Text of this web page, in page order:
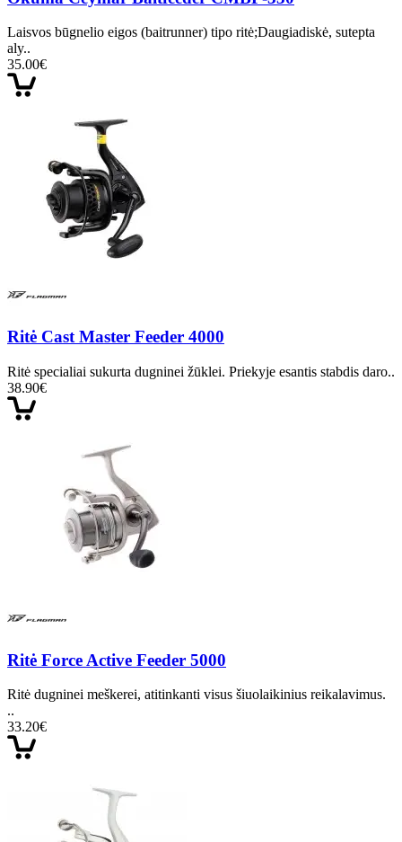
Laisvos būgnelio eigos (baitrunner) tipo ritė;Daugiadiskė, sutepta
aly..
35.00€
Ritė Cast Master Feeder 4000
Ritė specialiai sukurta dugninei žūklei. Priekyje esantis stabdis daro..
38.90€
Ritė Force Active Feeder 5000
Ritė dugninei meškerei, atitinkanti visus šiuolaikinius reikalavimus.
..
33.20€